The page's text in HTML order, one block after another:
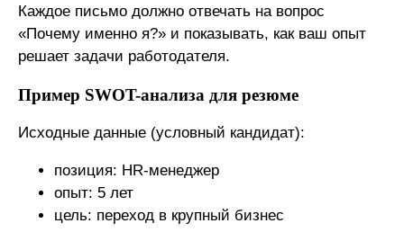
Каждое письмо должно отвечать на вопрос
«Почему именно я?» и показывать, как ваш опыт
решает задачи работодателя.
Пример SWOT-анализа для резюме
Исходные данные (условный кандидат):
позиция: HR-менеджер
опыт: 5 лет
цель: переход в крупный бизнес